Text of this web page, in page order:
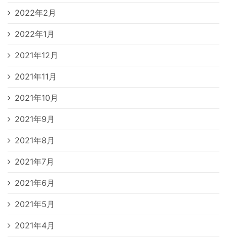
2022年2月
2022年1月
2021年12月
2021年11月
2021年10月
2021年9月
2021年8月
2021年7月
2021年6月
2021年5月
2021年4月